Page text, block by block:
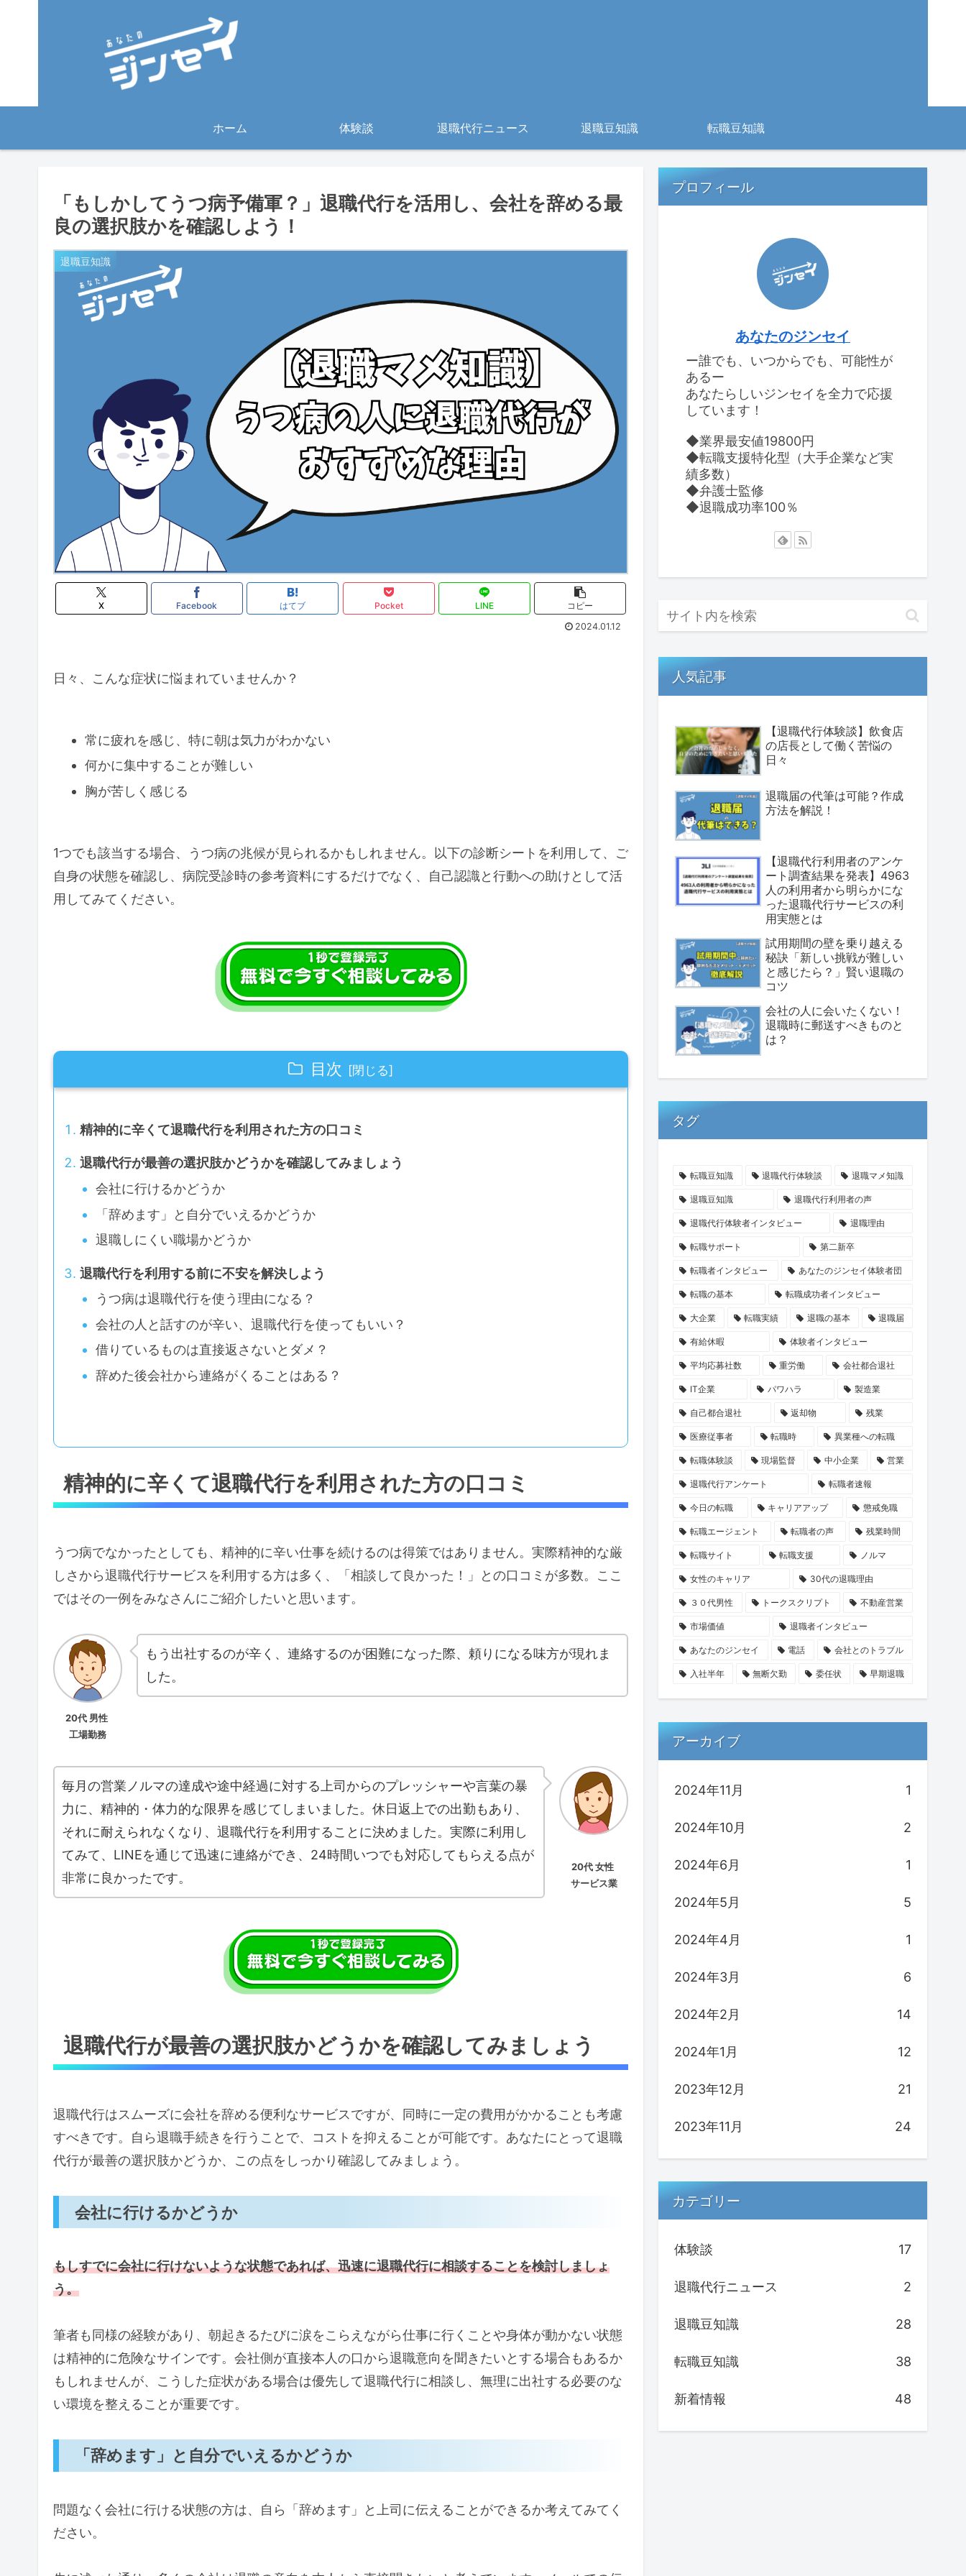
ホーム 体験談 退職代行ニュース 退職豆知識 転職豆知識
「もしかしてうつ病予備軍？」退職代行を活用し、会社を辞める最
良の選択肢かを確認しよう！
退職豆知識
X Facebook はてブ Pocket LINE
コピー
2024.01.12
日々、こんな症状に悩まれていませんか？
常に疲れを感じ、特に朝は気力がわかない
何かに集中することが難しい
胸が苦しく感じる
1つでも該当する場合、うつ病の兆候が見られるかもしれません。以下の診断シートを利用して、ご
自身の状態を確認し、病院受診時の参考資料にするだけでなく、自己認識と行動への助けとして活
用してみてください。
目次
精神的に辛くて退職代行を利用された方の口コミ
退職代行が最善の選択肢かどうかを確認してみましょう
会社に行けるかどうか
「辞めます」と自分でいえるかどうか
退職しにくい職場かどうか
退職代行を利用する前に不安を解決しよう
うつ病は退職代行を使う理由になる？
会社の人と話すのが辛い、退職代行を使ってもいい？
借りているものは直接返さないとダメ？
辞めた後会社から連絡がくることはある？
精神的に辛くて退職代行を利用された方の口コミ
うつ病でなかったとしても、精神的に辛い仕事を続けるのは得策ではありません。実際精神的な厳
しさから退職代行サービスを利用する方は多く、「相談して良かった！」との口コミが多数。ここ
ではその一例をみなさんにご紹介したいと思います。
20代 男性
工場勤務
もう出社するのが辛く、連絡するのが困難になった際、頼りになる味方が現れま
した。
20代 女性
サービス業
毎月の営業ノルマの達成や途中経過に対する上司からのプレッシャーや言葉の暴
力に、精神的・体力的な限界を感じてしまいました。休日返上での出勤もあり、
それに耐えられなくなり、退職代行を利用することに決めました。実際に利用し
てみて、LINEを通じて迅速に連絡ができ、24時間いつでも対応してもらえる点が
非常に良かったです。
退職代行が最善の選択肢かどうかを確認してみましょう
退職代行はスムーズに会社を辞める便利なサービスですが、同時に一定の費用がかかることも考慮
すべきです。自ら退職手続きを行うことで、コストを抑えることが可能です。あなたにとって退職
代行が最善の選択肢かどうか、この点をしっかり確認してみましょう。
会社に行けるかどうか
もしすでに会社に行けないような状態であれば、迅速に退職代行に相談することを検討しましょ
う。
筆者も同様の経験があり、朝起きるたびに涙をこらえながら仕事に行くことや身体が動かない状態
は精神的に危険なサインです。会社側が直接本人の口から退職意向を聞きたいとする場合もあるか
もしれませんが、こうした症状がある場合は優先して退職代行に相談し、無理に出社する必要のな
い環境を整えることが重要です。
「辞めます」と自分でいえるかどうか
問題なく会社に行ける状態の方は、自ら「辞めます」と上司に伝えることができるか考えてみてく
ださい。
プロフィール
あなたのジンセイ
ー誰でも、いつからでも、可能性が
あるー
あなたらしいジンセイを全力で応援
しています！
◆業界最安値19800円
◆転職支援特化型（大手企業など実
績多数）
◆弁護士監修
◆退職成功率100％
人気記事
【退職代行体験談】飲食店
の店長として働く苦悩の
日々
退職届の代筆は可能？作成
方法を解説！
【退職代行利用者のアンケ
ート調査結果を発表】4963
人の利用者から明らかにな
った退職代行サービスの利
用実態とは
試用期間の壁を乗り越える
秘訣「新しい挑戦が難しい
と感じたら？」賢い退職の
コツ
会社の人に会いたくない！
退職時に郵送すべきものと
は？
タグ
転職豆知識 退職代行体験談 退職マメ知識
退職豆知識 退職代行利用者の声
退職代行体験者インタビュー 退職理由
転職サポート 第二新卒
転職者インタビュー あなたのジンセイ体験者団
転職の基本 転職成功者インタビュー
大企業 転職実績 退職の基本 退職届
有給休暇 体験者インタビュー
平均応募社数 重労働 会社都合退社
IT企業 パワハラ 製造業
自己都合退社 返却物 残業
医療従事者 転職時 異業種への転職
転職体験談 現場監督 中小企業 営業
退職代行アンケート 転職者速報
今日の転職 キャリアアップ 懲戒免職
転職エージェント 転職者の声 残業時間
転職サイト 転職支援 ノルマ
女性のキャリア 30代の退職理由
３０代男性 トークスクリプト 不動産営業
市場価値 退職者インタビュー
あなたのジンセイ 電話 会社とのトラブル
入社半年 無断欠勤 委任状 早期退職
アーカイブ
2024年11月 1
2024年10月 2
2024年6月 1
2024年5月 5
2024年4月 1
2024年3月 6
2024年2月 14
2024年1月 12
2023年12月 21
2023年11月 24
カテゴリー
体験談 17
退職代行ニュース 2
退職豆知識 28
転職豆知識 38
新着情報 48